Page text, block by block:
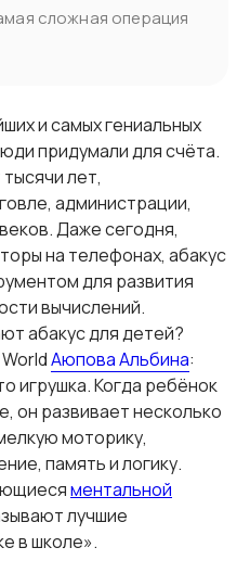
сложная операция
и самых гениальных
придумали для счёта.
лет,
администрации,
Даже сегодня,
на телефонах, абакус
для развития
вычислений.
абакус для детей?
Аюпова Альбина:
игрушка. Когда ребёнок
он развивает несколько
моторику,
память и логику.
ментальной
лучшие
в школе».